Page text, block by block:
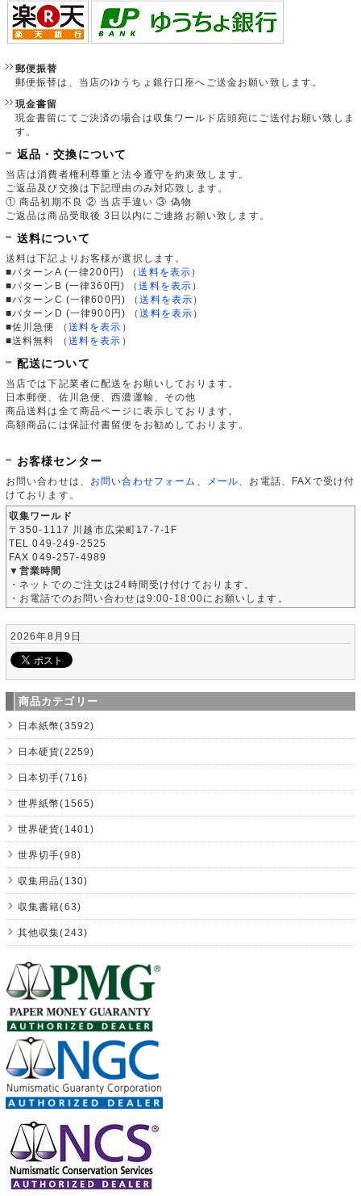
郵便振替
郵便振替は、当店のゆうちょ銀行口座へご送金お願い致します。
現金書留
現金書留にてご決済の場合は収集ワールド店頭宛にご送付お願い致しま
す。
返品・交換について
当店は消費者権利尊重と法令遵守を約束致します。
ご返品及び交換は下記理由のみ対応致します。
① 商品初期不良 ② 当店手違い ③ 偽物
ご返品は商品受取後 3日以内にご連絡お願い致します。
送料について
送料は下記よりお客様が選択します。
■パターンA (一律200円)
（送料を表示 ）
■パターンB (一律360円)
（送料を表示 ）
■パターンC (一律600円)
（送料を表示 ）
■パターンD (一律900円)
（送料を表示 ）
■佐川急便
（ 送料を表示 ）
■送料無料
（ 送料を表示 ）
配送について
当店では下記業者に配送をお願いしております。
日本郵便、佐川急便、西濃運輸、その他
商品送料は全て商品ページに表示しております。
高額商品には保証付書留便をお勧めしております。
お客様センター
お問い合わせは、 お問い合わせフォーム メール 、お電話、FAXで受け付
けております。
収集ワールド
〒350-1117 川越市広栄町17-7-1F
TEL 049-249-2525
FAX 049-257-4989
▼営業時間
・ネットでのご注文は24時間受け付けております。
・お電話でのお問い合わせは9:00-18:00にお願いします。
2026年8月9日
商品カテゴリー
日本紙幣(3592)
日本硬貨(2259)
日本切手(716)
世界紙幣(1565)
世界硬貨(1401)
世界切手(98)
収集用品(130)
収集書籍(63)
其他収集(243)